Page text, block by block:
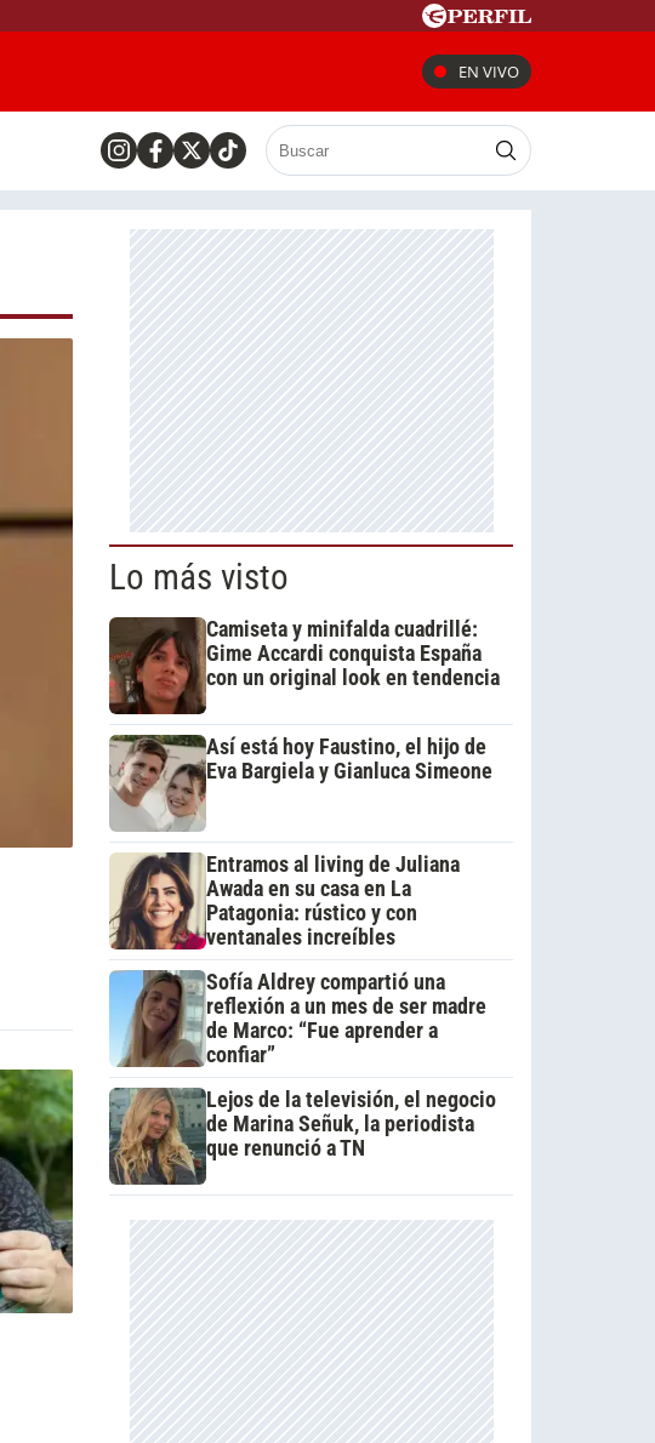
EN VIVO
Lo más visto
Camiseta y minifalda cuadrillé:
Gime Accardi conquista España
con un original look en tendencia
Así está hoy Faustino, el hijo de
Eva Bargiela y Gianluca Simeone
Entramos al living de Juliana
Awada en su casa en La
Patagonia: rústico y con
ventanales increíbles
Sofía Aldrey compartió una
reflexión a un mes de ser madre
de Marco: “Fue aprender a
confiar”
Lejos de la televisión, el negocio
de Marina Señuk, la periodista
que renunció a TN